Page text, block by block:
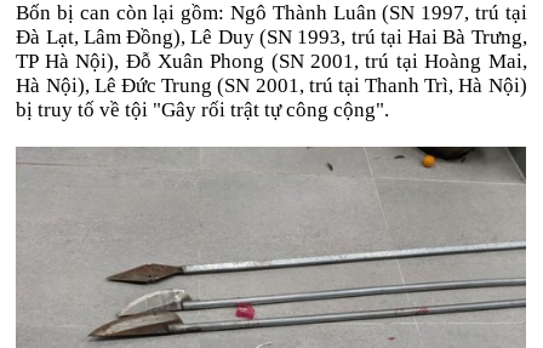
Bốn bị can còn lại gồm: Ngô Thành Luân (SN 1997, trú tại
Đà Lạt, Lâm Đồng), Lê Duy (SN 1993, trú tại Hai Bà Trưng,
TP Hà Nội), Đỗ Xuân Phong (SN 2001, trú tại Hoàng Mai,
Hà Nội), Lê Đức Trung (SN 2001, trú tại Thanh Trì, Hà Nội)
bị truy tố về tội "Gây rối trật tự công cộng".